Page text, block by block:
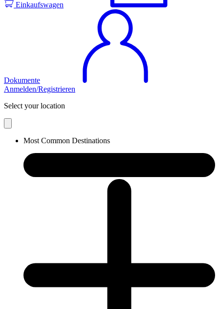
Einkaufswagen
Dokumente
Anmelden/Registrieren
Select your location
Most Common Destinations